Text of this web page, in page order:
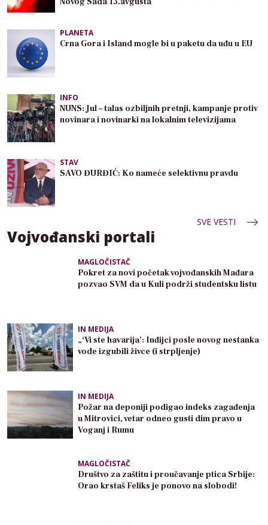
PLANETA
Crna Gora i Island mogle bi u paketu da uđu u EU
INFO
NUNS: Jul – talas ozbiljnih pretnji, kampanje protiv
novinara i novinarki na lokalnim televizijama
STAV
SAVO ĐURĐIĆ: Ko nameće selektivnu pravdu
SVE VESTI
Vojvođanski portali
MAGLOČISTAČ
Pokret za novi početak vojvođanskih Mađara
pozvao SVM da u Kuli podrži studentsku listu
IN MEDIJA
„‘Vi ste havarija’: Inđijci posle novog nestanka
vode izgubili živce (i strpljenje)
IN MEDIJA
Požar na deponiji podigao indeks zagađenja
u Mitrovici, vetar odneo gusti dim pravo u
Voganj i Rumu
MAGLOČISTAČ
Društvo za zaštitu i proučavanje ptica Srbije:
Orao krstaš Feliks je ponovo na slobodi!